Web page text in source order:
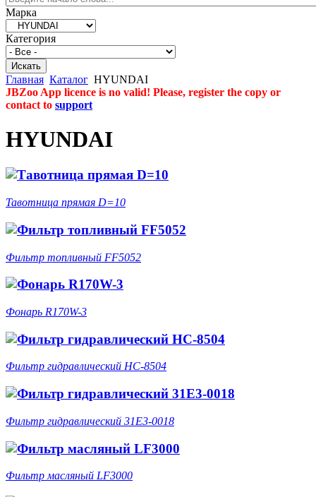
Марка
Категория
Главная Каталог HYUNDAI
JBZoo App licence is no valid! Please, register the copy or
contact to support
HYUNDAI
Тавотница прямая D=10
Фильтр топливный FF5052
Фонарь R170W-3
Фильтр гидравлический HC-8504
Фильтр гидравлический 31E3-0018
Фильтр масляный LF3000